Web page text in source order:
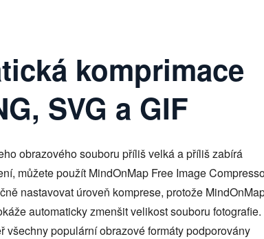
komprimace
SVG a GIF
obrazového souboru příliš velká a příliš zabírá
můžete použít MindOnMap Free Image
nastavovat úroveň komprese, protože
automaticky zmenšit velikost souboru fotografie.
všechny populární obrazové formáty podporovány